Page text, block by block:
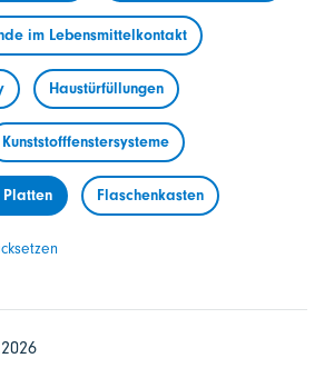
im Lebensmittelkontakt
Haustürfüllungen
Kunststofffenstersysteme
Platten Flaschenkasten